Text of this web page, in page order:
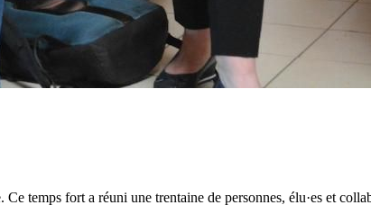
temps fort a réuni une trentaine de personnes, élu·es et